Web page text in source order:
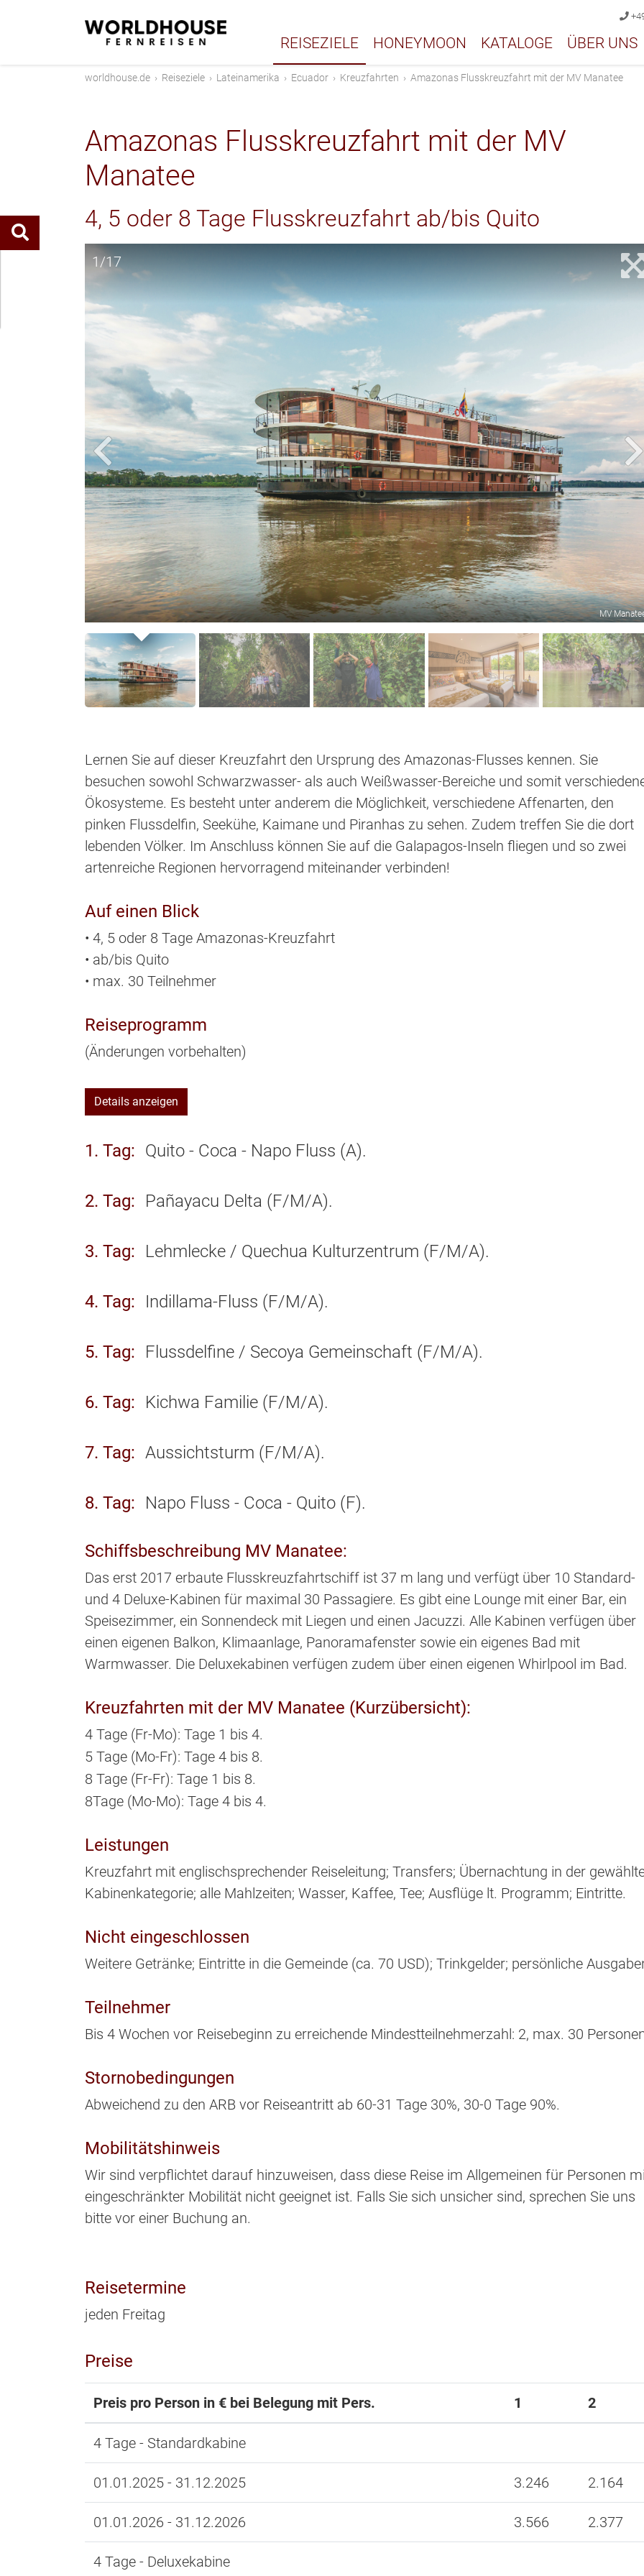
REISEZIELE HONEYMOON KATALOGE ÜBER UNS
worldhouse.de › Reiseziele › Lateinamerika › Ecuador › Kreuzfahrten › Amazonas Flusskreuzfahrt mit der MV Manatee
Amazonas Flusskreuzfahrt mit der MV
Manatee
4, 5 oder 8 Tage Flusskreuzfahrt ab/bis Quito
1/17
MV
Lernen Sie auf dieser Kreuzfahrt den Ursprung des Amazonas-Flusses kennen. Sie
besuchen sowohl Schwarzwasser- als auch Weißwasser-Bereiche und somit
Ökosysteme. Es besteht unter anderem die Möglichkeit, verschiedene Affenarten, den
pinken Flussdelfin, Seekühe, Kaimane und Piranhas zu sehen. Zudem treffen Sie die dort
lebenden Völker. Im Anschluss können Sie auf die Galapagos-Inseln fliegen und so zwei
artenreiche Regionen hervorragend miteinander verbinden!
Auf einen Blick
• 4, 5 oder 8 Tage Amazonas-Kreuzfahrt
• ab/bis Quito
• max. 30 Teilnehmer
Reiseprogramm
(Änderungen vorbehalten)
Details anzeigen
1. Tag Quito - Coca - Napo Fluss (A).
2. Tag Pañayacu Delta (F/M/A).
3. Tag Lehmlecke / Quechua Kulturzentrum (F/M/A).
4. Tag Indillama-Fluss (F/M/A).
5. Tag Flussdelfine / Secoya Gemeinschaft (F/M/A).
6. Tag Kichwa Familie (F/M/A).
7. Tag Aussichtsturm (F/M/A).
8. Tag Napo Fluss - Coca - Quito (F).
Schiffsbeschreibung MV Manatee:
Das erst 2017 erbaute Flusskreuzfahrtschiff ist 37 m lang und verfügt über 10 Standard-
und 4 Deluxe-Kabinen für maximal 30 Passagiere. Es gibt eine Lounge mit einer Bar, ein
Speisezimmer, ein Sonnendeck mit Liegen und einen Jacuzzi. Alle Kabinen verfügen über
einen eigenen Balkon, Klimaanlage, Panoramafenster sowie ein eigenes Bad mit
Warmwasser. Die Deluxekabinen verfügen zudem über einen eigenen Whirlpool im Bad.
Kreuzfahrten mit der MV Manatee (Kurzübersicht):
4 Tage (Fr-Mo): Tage 1 bis 4.
5 Tage (Mo-Fr): Tage 4 bis 8.
8 Tage (Fr-Fr): Tage 1 bis 8.
8Tage (Mo-Mo): Tage 4 bis 4.
Leistungen
Kreuzfahrt mit englischsprechender Reiseleitung; Transfers; Übernachtung in der
Kabinenkategorie; alle Mahlzeiten; Wasser, Kaffee, Tee; Ausflüge lt. Programm; Eintritte.
Nicht eingeschlossen
Weitere Getränke; Eintritte in die Gemeinde (ca. 70 USD); Trinkgelder; persönliche
Teilnehmer
Bis 4 Wochen vor Reisebeginn zu erreichende Mindestteilnehmerzahl: 2, max. 30
Stornobedingungen
Abweichend zu den ARB vor Reiseantritt ab 60-31 Tage 30%, 30-0 Tage 90%.
Mobilitätshinweis
Wir sind verpflichtet darauf hinzuweisen, dass diese Reise im Allgemeinen für Personen
eingeschränkter Mobilität nicht geeignet ist. Falls Sie sich unsicher sind, sprechen Sie uns
bitte vor einer Buchung an.
Reisetermine
jeden Freitag
Preise
Preis pro Person in € bei Belegung mit Pers. 1 2
4 Tage - Standardkabine
01.01.2025 - 31.12.2025 3.246 2.164
01.01.2026 - 31.12.2026 3.566 2.377
4 Tage - Deluxekabine